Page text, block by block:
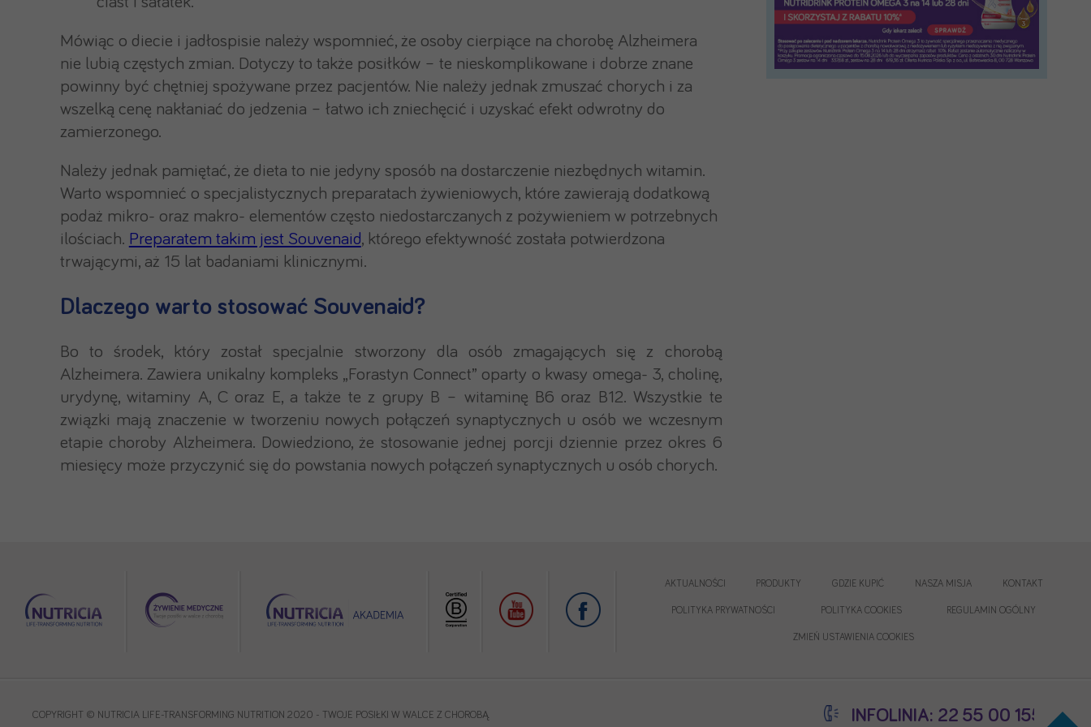
Mówiąc o diecie i jadłospisie należy wspomnieć, że osoby cierpiące na chorobę Alzheimera
nie lubią częstych zmian. Dotyczy to także posiłków – te nieskomplikowane i dobrze znane
powinny być chętniej spożywane przez pacjentów. Nie należy jednak zmuszać chorych i za
wszelką cenę nakłaniać do jedzenia – łatwo ich zniechęcić i uzyskać efekt odwrotny do
zamierzonego.
Należy jednak pamiętać, że dieta to nie jedyny sposób na dostarczenie niezbędnych witamin.
Warto wspomnieć o specjalistycznych preparatach żywieniowych, które zawierają dodatkową
podaż mikro- oraz makro- elementów często niedostarczanych z pożywieniem w potrzebnych
ilościach. Preparatem takim jest Souvenaid, którego efektywność została potwierdzona
trwającymi, aż 15 lat badaniami klinicznymi.
Dlaczego warto stosować Souvenaid?
Bo to środek, który został specjalnie stworzony dla osób zmagających się z chorobą
Alzheimera. Zawiera unikalny kompleks „Forastyn Connect” oparty o kwasy omega- 3, cholinę,
urydynę, witaminy A, C oraz E, a także te z grupy B – witaminę B6 oraz B12. Wszystkie te
związki mają znaczenie w tworzeniu nowych połączeń synaptycznych u osób we wczesnym
etapie choroby Alzheimera. Dowiedziono, że stosowanie jednej porcji dziennie przez okres 6
miesięcy może przyczynić się do powstania nowych połączeń synaptycznych u osób chorych.
AKTUALNOŚCI PRODUKTY GDZIE KUPIĆ NASZA MISJA KONTAKT
POLITYKA PRYWATNOŚCI POLITYKA COOKIES REGULAMIN OGÓLNY
ZMIEŃ USTAWIENIA COOKIES
COPYRIGHT © NUTRICIA LIFE-TRANSFORMING NUTRITION 2020 - TWOJE POSIŁKI W WALCE Z CHOROBĄ. INFOLINIA: 22 55 00 155